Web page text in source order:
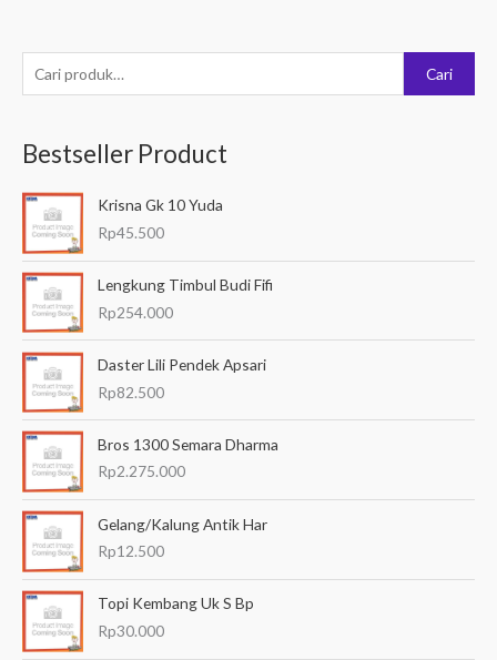
e
c
a
u
n
u
Cari
Bestseller Product
Krisna Gk 10 Yuda
Rp45.500
Lengkung Timbul Budi Fifi
Rp254.000
Daster Lili Pendek Apsari
Rp82.500
Bros 1300 Semara Dharma
Rp2.275.000
Gelang/Kalung Antik Har
Rp12.500
Topi Kembang Uk S Bp
Rp30.000